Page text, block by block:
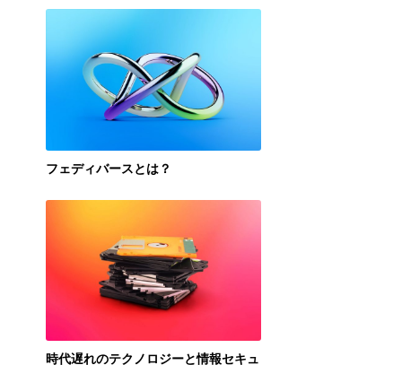
フェディバースとは？
時代遅れのテクノロジーと情報セキュ